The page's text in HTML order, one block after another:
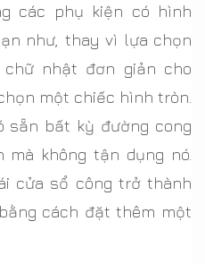
các phụ kiện có hình
như, thay vì lựa chọn
nhật đơn giản cho
một chiếc hình tròn.
sẵn bất kỳ đường cong
không tận dụng nó.
cửa sổ công trở thành
cách đặt thêm một